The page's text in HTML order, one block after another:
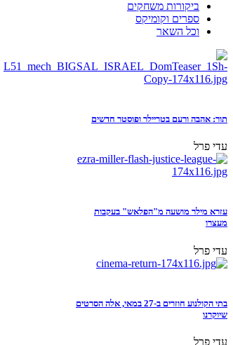
ביקורות משחקים
ספרים וקומיקס
וכל השאר
תור: אהבה ורעם בטריילר ופוסטר חדשים
עדי פרל
עזרא מילר מושעה מ"הפלאש" בעקבות
מעצרו
עדי פרל
בתי הקולנוע חוזרים ב-27 במאי, אלה הסרטים
שיוקרנו
עדי פרל